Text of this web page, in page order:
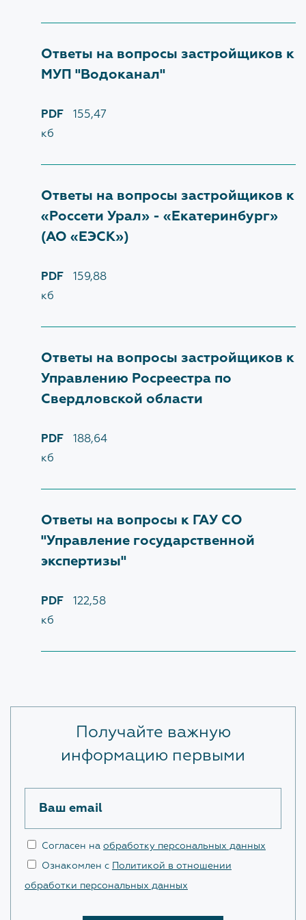
ЗАКРЫТЬ
Наблюдательный совет
Административные регламенты
НОВОСТИ
Изменения нормативной базы
УЧЕБНЫЙ ЦЕНТР
Сведения об Учебном центре
ДОКУМЕНТЫ
Шаблоны документов
Общие вопросы
противодействия коррупции
Антикоррупционная экспертиза
Ответы на вопросы застройщиков к
МУП "Водоканал"
PDF
155,47
кб
Ответы на вопросы застройщиков к
«Россети Урал» - «Екатеринбург»
(АО «ЕЭСК»)
PDF
159,88
кб
Ответы на вопросы застройщиков к
Управлению Росреестра по
Свердловской области
PDF
188,64
кб
Ответы на вопросы к ГАУ СО
"Управление государственной
экспертизы"
PDF
122,58
кб
Получайте важную
информацию первыми
Ваш email
Согласен на обработку персональных данных
Ознакомлен с Политикой в отношении
обработки персональных данных